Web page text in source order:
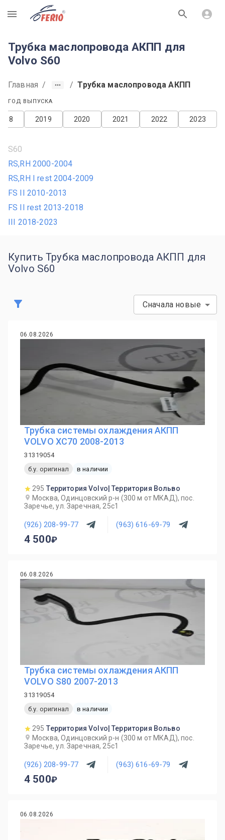
R
Трубка маслопровода АКПП для
Volvo S60
Главная / / Трубка маслопровода АКПП
ГОД ВЫПУСКА
2023
2022
2021
2020
2019
S60
RS,RH 2000-2004
RS,RH I rest 2004-2009
FS II 2010-2013
FS II rest 2013-2018
III 2018-2023
Купить Трубка маслопровода АКПП для
Volvo S60
Сначала новые
06.08.2026
Трубка системы охлаждения АКПП
VOLVO XC70 2008-2013
31319054
б.у. оригинал
в наличии
295 Территория Volvo| Территория Вольво
Москва, Одинцовский р-н (300 м от МКАД), пос.
Заречье, ул. Заречная, 25с1
(926) 208-99-77 (963) 616-69-79
4 500
06.08.2026
Трубка системы охлаждения АКПП
VOLVO S80 2007-2013
31319054
б.у. оригинал
в наличии
295 Территория Volvo| Территория Вольво
Москва, Одинцовский р-н (300 м от МКАД), пос.
Заречье, ул. Заречная, 25с1
(926) 208-99-77 (963) 616-69-79
4 500
06.08.2026